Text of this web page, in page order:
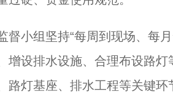
小组坚持“每周到现场、每月
增设排水设施、合理布设路
路灯基座、排水工程等关键